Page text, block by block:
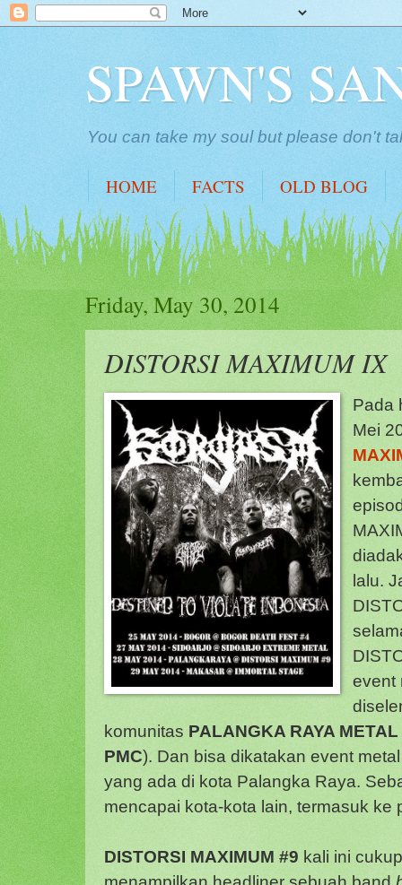
SPAWN'S
You can take my soul but please don't
HOME FACTS OLD BLOG
Friday, May 30, 2014
DISTORSI MAXIMUM IX
Pada
Mei
lalu.
event
komunitas PALANGKA RAYA
PMC). Dan bisa dikatakan event
yang ada di kota Palangka Raya.
mencapai kota-kota lain, termasuk ke
DISTORSI MAXIMUM #9 kali ini